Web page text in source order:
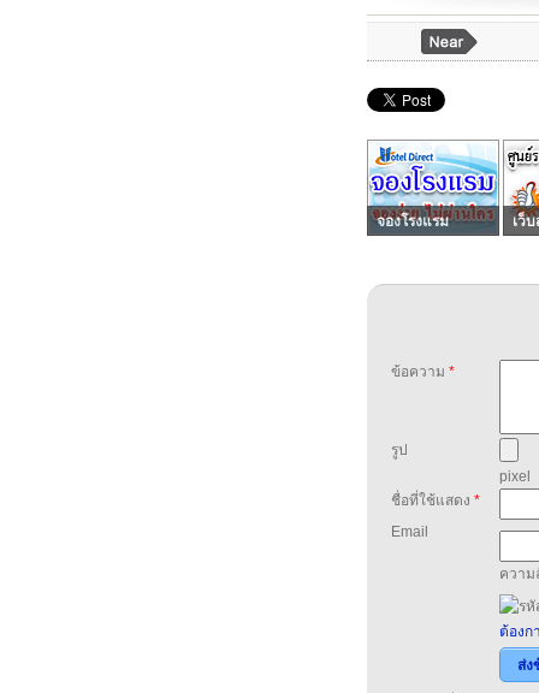
จองโรงแรม เว็
ข้อความ *
รูป
pixel
ชื่อที่ใช้แสดง *
Email
ความ
ต้องก
ส่ง